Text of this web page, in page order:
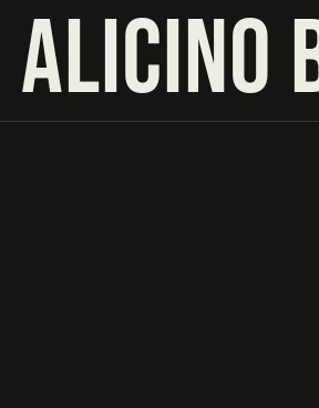
ALICINO